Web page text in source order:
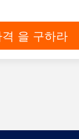
을 구하라